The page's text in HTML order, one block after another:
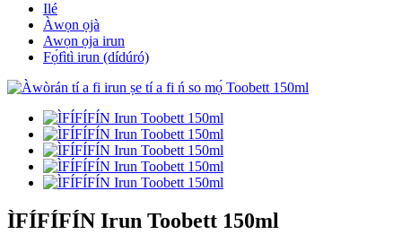
Ilé
Àwọn ọjà
Awọn ọja irun
Fọ́fìtì irun (dídúró)
ÌFÍFÍFÍN Irun Toobett 150ml